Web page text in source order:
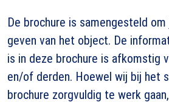
De brochure is samengesteld
geven van het object. De
is in deze brochure is afkomstig
en/of derden. Hoewel wij bij het
brochure zorgvuldig te werk